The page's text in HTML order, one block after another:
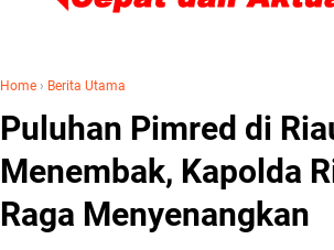
Home › Berita Utama
Puluhan Pimred di
Menembak, Kapolda
Raga Menyenangkan